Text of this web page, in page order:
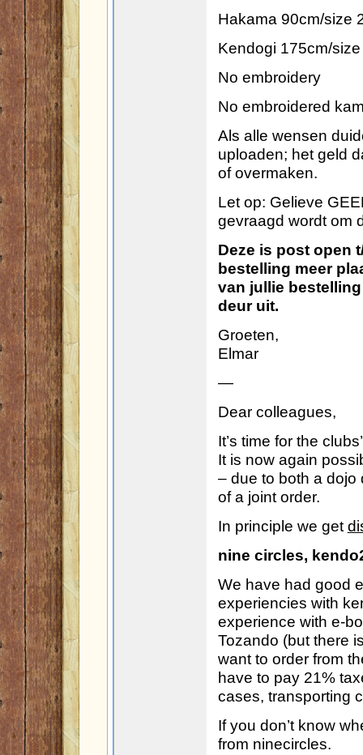
Hakama 90cm/size
Kendogi 175cm/
No embroidery
No embroidered
Als alle wensen
uploaden; het geld
of overmaken.
Let op: Gelieve
gevraagd wordt om
Deze is post open
bestelling meer
van jullie
deur uit.
Groeten,
Elmar
—
Dear colleagues,
It’s time for the
It is now again
– due to both a dojo
of a joint order.
In principle we get
nine circles,
We have had good
experiencies with
experience with e-
Tozando (but there
want to order from
have to pay 21%
cases, transporting
If you don’t know
from ninecircles.